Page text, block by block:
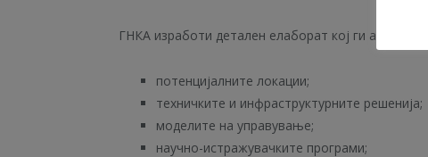
ГНКА изработи детален елаборат кој ги анализира:
потенцијалните локации;
техничките и инфраструктурните решенија;
моделите на управување;
научно-истражувачките програми;